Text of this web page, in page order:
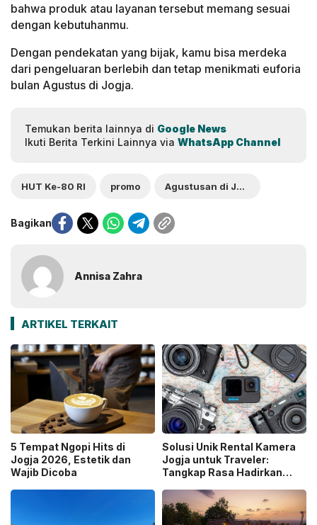
bahwa produk atau layanan tersebut memang sesuai
dengan kebutuhanmu.
Dengan pendekatan yang bijak, kamu bisa merdeka
dari pengeluaran berlebih dan tetap menikmati euforia
bulan Agustus di Jogja.
Temukan berita lainnya di Google News
Ikuti Berita Terkini Lainnya via WhatsApp Channel
HUT Ke-80 RI promo Agustusan di Jogja
Bagikan
Annisa Zahra
ARTIKEL TERKAIT
5 Tempat Ngopi Hits di
Jogja 2026, Estetik dan
Wajib Dicoba
Solusi Unik Rental Kamera
Jogja untuk Traveler:
Tangkap Rasa Hadirkan